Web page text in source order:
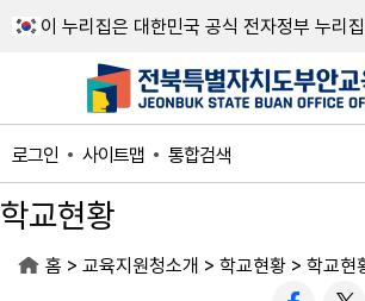
이 누리집은 대한민국 공식 전자정부 누리
로그인 사이트맵 통합검색
학교현황
홈 > 교육지원청소개 > 학교현황 > 학교현